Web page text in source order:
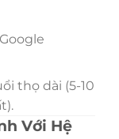
thọ dài (5-10
Với Hệ